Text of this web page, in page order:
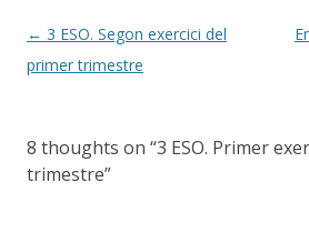
Post
navigation
← 3 ESO. Segon exercici del
primer trimestre
8 thoughts on “3 ESO. Primer
trimestre”